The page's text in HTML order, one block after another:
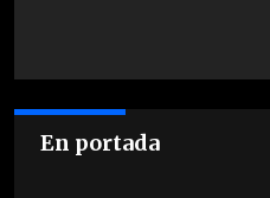
En portada